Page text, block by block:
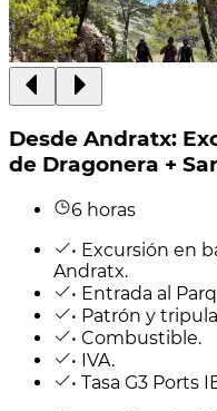
Desde Andratx:
de Dragonera +
6 horas
• Excursión en
Andratx.
• Entrada al
• Patrón y
• Combustible.
• IVA.
• Tasa G3 Ports